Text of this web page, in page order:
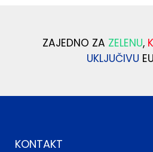
ZAJEDNO ZA ZELENU,
UKLJUČIVU
KONTAKT